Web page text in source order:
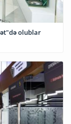
olublar